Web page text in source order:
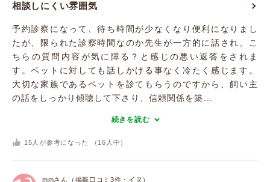
相談しにくい雰囲気
予約診察になって、待ち時間が少なくなり便利になりまし
たが、限られた診察時間なのか先生が一方的に話され、こ
ちらの質問内容が気に障る？と感じの悪い返答をされま
す。ペットに対しても話しかける事なく冷たく感じます。
大切な家族であるペットを診てもらうのですから、飼い主
の話をしっかり傾聴して下さり、信頼関係を築...
続きを読む
15 人が参考になった （ 16 人中）
mmさん（掲載口コミ3件・イヌ）